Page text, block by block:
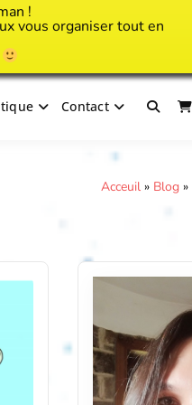
!
vous organiser tout en
Contact
Acceuil » Blog »